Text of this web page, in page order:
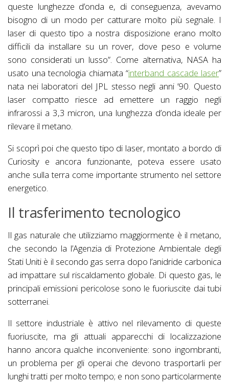
queste lunghezze d’onda e, di conseguenza, avevamo
bisogno di un modo per catturare molto più segnale. I
laser di questo tipo a nostra disposizione erano molto
difficili da installare su un rover, dove peso e volume
sono considerati un lusso”. Come alternativa, NASA ha
usato una tecnologia chiamata “interband cascade laser”
nata nei laboratori del JPL stesso negli anni ’90. Questo
laser compatto riesce ad emettere un raggio negli
infrarossi a 3,3 micron, una lunghezza d’onda ideale per
rilevare il metano.
Si scoprì poi che questo tipo di laser, montato a bordo di
Curiosity e ancora funzionante, poteva essere usato
anche sulla terra come importante strumento nel settore
energetico.
Il trasferimento tecnologico
Il gas naturale che utilizziamo maggiormente è il metano,
che secondo la l’Agenzia di Protezione Ambientale degli
Stati Uniti è il secondo gas serra dopo l’anidride carbonica
ad impattare sul riscaldamento globale. Di questo gas, le
principali emissioni pericolose sono le fuoriuscite dai tubi
sotterranei.
Il settore industriale è attivo nel rilevamento di queste
fuoriuscite, ma gli attuali apparecchi di localizzazione
hanno ancora qualche inconveniente: sono ingombranti,
un problema per gli operai che devono trasportarli per
lunghi tratti per molto tempo; e non sono particolarmente